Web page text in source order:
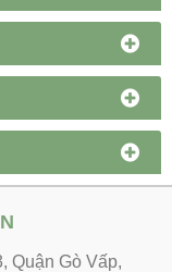
Quận Gò Vấp,